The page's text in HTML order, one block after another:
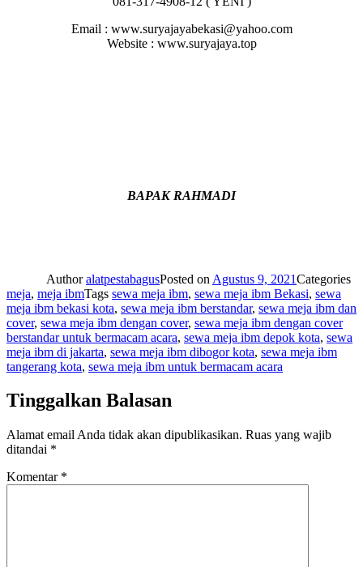
Email : www.suryajayabekasi@yahoo.com
Website : www.suryajaya.top
BAPAK RAHMADI
AuthoralatpestabagusPosted on Agustus 9, 2021Categories
meja, meja ibmTags sewa meja ibm, sewa meja ibm Bekasi, sewa
meja ibm bekasi kota, sewa meja ibm berstandar, sewa meja ibm dan
cover, sewa meja ibm dengan cover, sewa meja ibm dengan cover
berstandar untuk bermacam acara, sewa meja ibm depok kota, sewa
meja ibm di jakarta, sewa meja ibm dibogor kota, sewa meja ibm
tangerang kota, sewa meja ibm untuk bermacam acara
Tinggalkan Balasan
Alamat email Anda tidak akan dipublikasikan. Ruas yang wajib
ditandai *
Komentar *